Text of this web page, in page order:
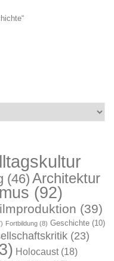
(46) Architektur
(92)
(39)
Fortbildung (8) Geschichte (10)
(23)
Holocaust(18)